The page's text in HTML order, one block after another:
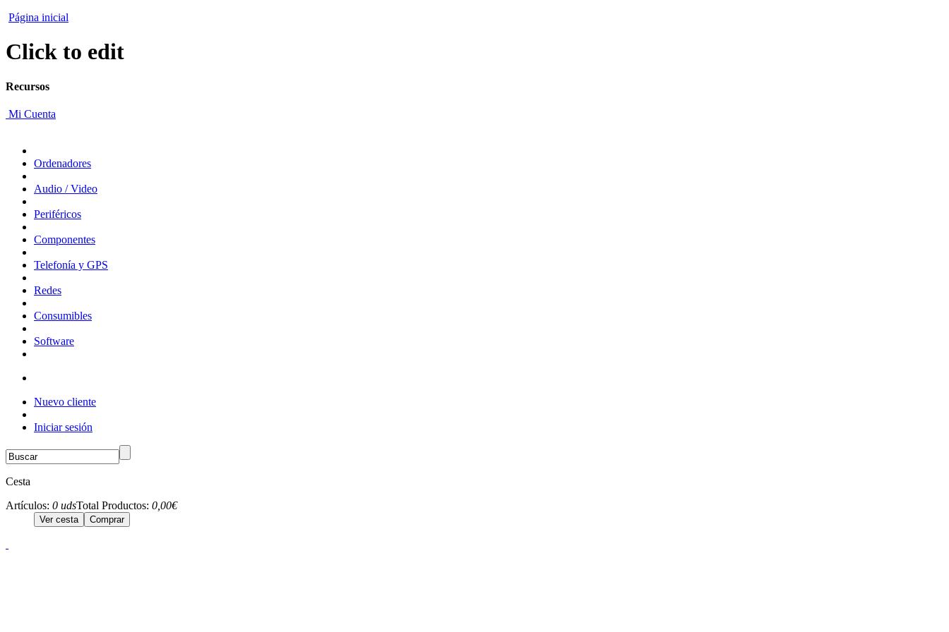
Página inicial
Click to edit
Recursos
Mi Cuenta
Ordenadores
Audio / Video
Periféricos
Componentes
Telefonía y GPS
Redes
Consumibles
Software
Nuevo cliente
Iniciar sesión
Cesta
Artículos: 0 udsTotal Productos: 0,00€